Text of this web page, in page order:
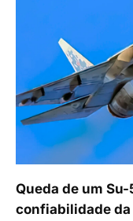
Queda de um
confiabilidade